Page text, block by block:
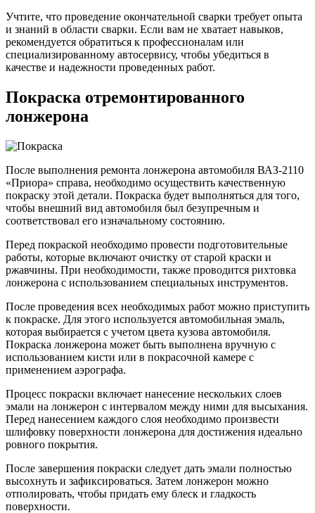
Учтите, что проведение окончательной сварки требует опыта
и знаний в области сварки. Если вам не хватает навыков,
рекомендуется обратиться к профессионалам или
специализированному автосервису, чтобы убедиться в
качестве и надежности проведенных работ.
Покраска отремонтированного
лонжерона
После выполнения ремонта лонжерона автомобиля ВАЗ-2110
«Приора» справа, необходимо осуществить качественную
покраску этой детали. Покраска будет выполняться для того,
чтобы внешний вид автомобиля был безупречным и
соответствовал его изначальному состоянию.
Перед покраской необходимо провести подготовительные
работы, которые включают очистку от старой краски и
ржавчины. При необходимости, также проводится рихтовка
лонжерона с использованием специальных инструментов.
После проведения всех необходимых работ можно приступить
к покраске. Для этого используется автомобильная эмаль,
которая выбирается с учетом цвета кузова автомобиля.
Покраска лонжерона может быть выполнена вручную с
использованием кисти или в покрасочной камере с
применением аэрографа.
Процесс покраски включает нанесение нескольких слоев
эмали на лонжерон с интервалом между ними для высыхания.
Перед нанесением каждого слоя необходимо произвести
шлифовку поверхности лонжерона для достижения идеально
ровного покрытия.
После завершения покраски следует дать эмали полностью
высохнуть и зафиксироваться. Затем лонжерон можно
отполировать, чтобы придать ему блеск и гладкость
поверхности.